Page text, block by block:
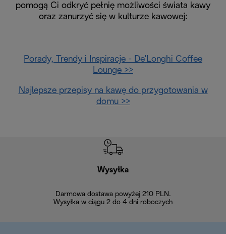
pomogą Ci odkryć pełnię możliwości świata kawy
oraz zanurzyć się w kulturze kawowej:
Porady, Trendy i Inspiracje - De'Longhi Coffee
Lounge >>
Najlepsze przepisy na kawę do przygotowania w
domu >>
Wysyłka
Darmowa dostawa powyżej 210 PLN.
Wysyłka w ciągu 2 do 4 dni roboczych